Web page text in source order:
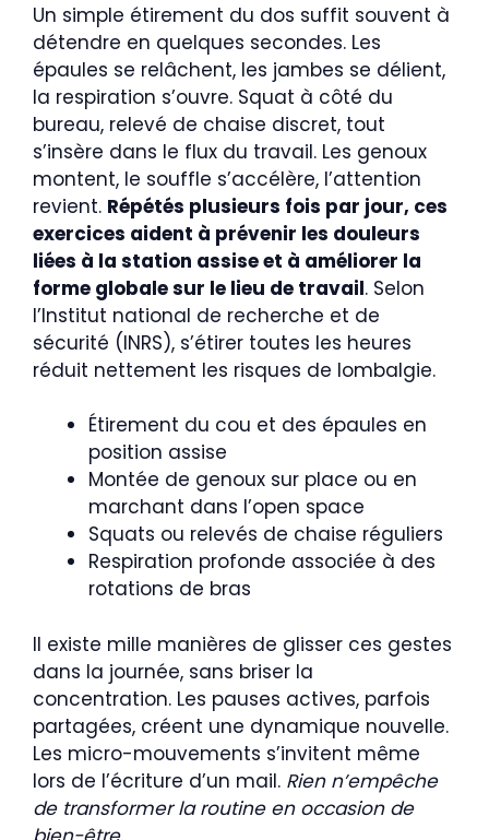
Un simple étirement du dos suffit souvent à
détendre en quelques secondes. Les
épaules se relâchent, les jambes se délient,
la respiration s’ouvre. Squat à côté du
bureau, relevé de chaise discret, tout
s’insère dans le flux du travail. Les genoux
montent, le souffle s’accélère, l’attention
revient. Répétés plusieurs fois par jour, ces
exercices aident à prévenir les douleurs
liées à la station assise et à améliorer la
forme globale sur le lieu de travail. Selon
l’Institut national de recherche et de
sécurité (INRS), s’étirer toutes les heures
réduit nettement les risques de lombalgie.
Étirement du cou et des épaules en
position assise
Montée de genoux sur place ou en
marchant dans l’open space
Squats ou relevés de chaise réguliers
Respiration profonde associée à des
rotations de bras
Il existe mille manières de glisser ces gestes
dans la journée, sans briser la
concentration. Les pauses actives, parfois
partagées, créent une dynamique nouvelle.
Les micro-mouvements s’invitent même
lors de l’écriture d’un mail. Rien n’empêche
de transformer la routine en occasion de